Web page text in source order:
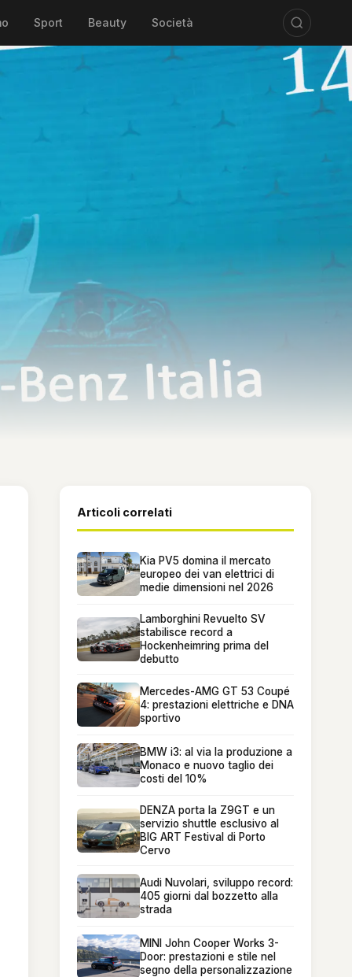
Sport Beauty Società
Articoli correlati
Kia PV5 domina il mercato
europeo dei van elettrici di
medie dimensioni nel 2026
Lamborghini Revuelto SV
stabilisce record a
Hockenheimring prima del
debutto
Mercedes-AMG GT 53 Coupé
4: prestazioni elettriche e DNA
sportivo
BMW i3: al via la produzione a
Monaco e nuovo taglio dei
costi del 10%
DENZA porta la Z9GT e un
servizio shuttle esclusivo al
BIG ART Festival di Porto
Cervo
Audi Nuvolari, sviluppo record:
405 giorni dal bozzetto alla
strada
MINI John Cooper Works 3-
Door: prestazioni e stile nel
segno della personalizzazione